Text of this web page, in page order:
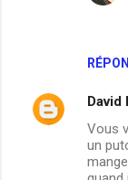
a
David
Vous
un